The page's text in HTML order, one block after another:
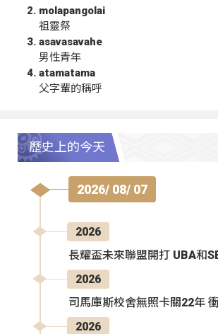
molapangolai
祖靈祭
asavasavahe
男性青年
atamatama
父字輩的稱呼
歷史上的今天
2026/ 08/ 07
2026
長耀盃未來聯盟開打 UBA和
2026
司馬庫斯校舍無照卡關22年
2026